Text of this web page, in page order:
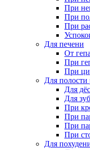
При
При
При
Для печени
От
При
При
Для полости
Для
Для
При
При
При
При
Для